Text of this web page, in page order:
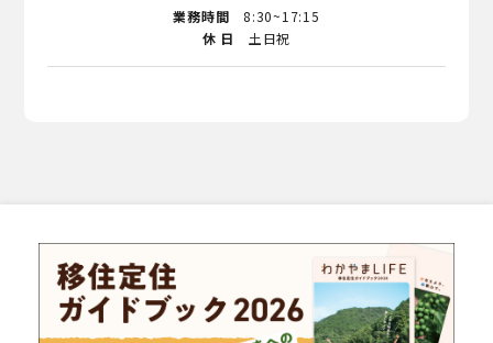
業務時間 8:30~17:15
休 日
土日祝